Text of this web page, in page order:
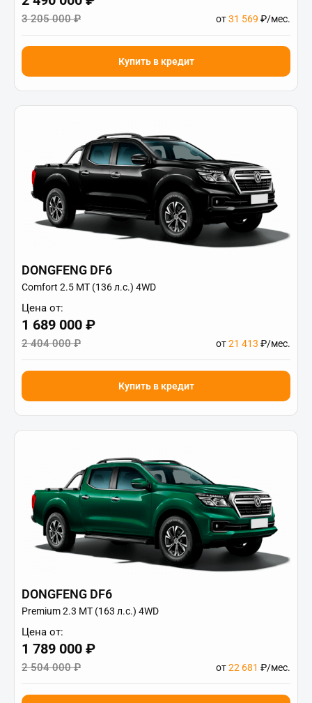
3 205 000 ₽ от31 569 ₽/мес.
Купить в кредит
DONGFENG DF6
Comfort 2.5 MT (136 л.с.) 4WD
Цена от:
1 689 000 ₽
2 404 000 ₽ от21 413 ₽/мес.
Купить в кредит
DONGFENG DF6
Premium 2.3 MT (163 л.с.) 4WD
Цена от:
1 789 000 ₽
2 504 000 ₽ от22 681 ₽/мес.